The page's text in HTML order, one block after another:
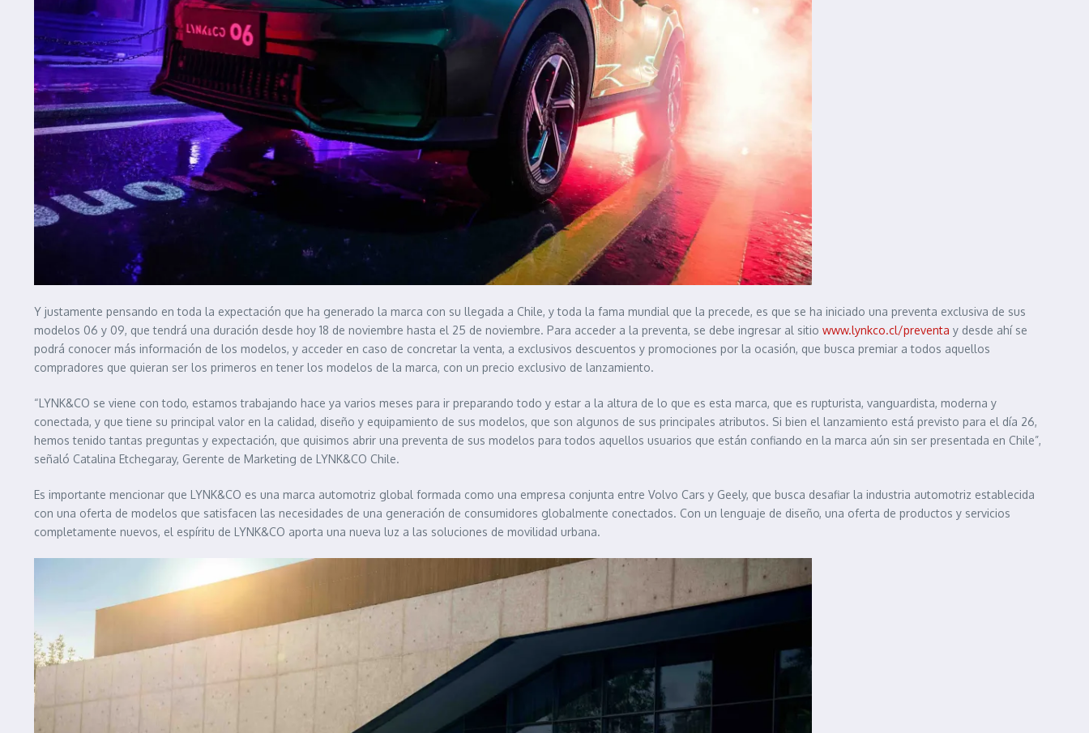
Y justamente pensando en toda la expectación que ha generado la marca con su llegada a Chile, y toda la fama mundial que la precede, es que se ha iniciado una preventa exclusiva de sus
modelos 06 y 09, que tendrá una duración desde hoy 18 de noviembre hasta el 25 de noviembre. Para acceder a la preventa, se debe ingresar al sitio www.lynkco.cl/preventa y desde ahí se
podrá conocer más información de los modelos, y acceder en caso de concretar la venta, a exclusivos descuentos y promociones por la ocasión, que busca premiar a todos aquellos
compradores que quieran ser los primeros en tener los modelos de la marca, con un precio exclusivo de lanzamiento.
“LYNK&CO se viene con todo, estamos trabajando hace ya varios meses para ir preparando todo y estar a la altura de lo que es esta marca, que es rupturista, vanguardista, moderna y
conectada, y que tiene su principal valor en la calidad, diseño y equipamiento de sus modelos, que son algunos de sus principales atributos. Si bien el lanzamiento está previsto para el día 26,
hemos tenido tantas preguntas y expectación, que quisimos abrir una preventa de sus modelos para todos aquellos usuarios que están confiando en la marca aún sin ser presentada en Chile”,
señaló Catalina Etchegaray, Gerente de Marketing de LYNK&CO Chile.
Es importante mencionar que LYNK&CO es una marca automotriz global formada como una empresa conjunta entre Volvo Cars y Geely, que busca desafiar la industria automotriz establecida
con una oferta de modelos que satisfacen las necesidades de una generación de consumidores globalmente conectados. Con un lenguaje de diseño, una oferta de productos y servicios
completamente nuevos, el espíritu de LYNK&CO aporta una nueva luz a las soluciones de movilidad urbana.